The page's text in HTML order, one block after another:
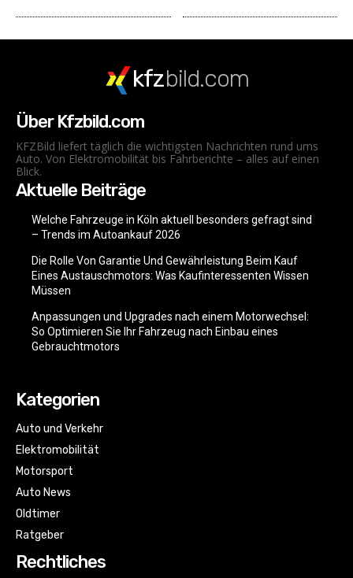
kfzbild.com
Über Kfzbild.com
KFZBild liefert täglich die wichtigsten Nachrichten rund ums
Auto. Von Elektromobilität bis Fahrberichte – alles auf einen
Blick.
Aktuelle Beiträge
Welche Fahrzeuge in Köln aktuell besonders gefragt sind
– Trends im Autoankauf 2026
Die Rolle Von Garantie Und Gewährleistung Beim Kauf
Eines Austauschmotors: Was Kaufinteressenten Wissen
Müssen
Anpassungen und Upgrades nach einem Motorwechsel:
So Optimieren Sie Ihr Fahrzeug nach Einbau eines
Gebrauchtmotors
Kategorien
Auto und Verkehr
Elektromobilität
Motorsport
Auto News
Oldtimer
Ratgeber
Rechtliches